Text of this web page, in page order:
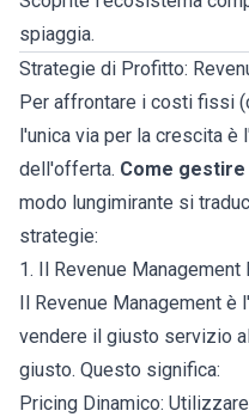
spiaggia.
Strategie di Profitto:
Per affrontare i costi fissi
l'unica via per la crescita
dell'offerta. Come
modo lungimirante si
strategie:
1. Il Revenue
Il Revenue Management
vendere il giusto servizio
giusto. Questo significa:
Pricing Dinamico: